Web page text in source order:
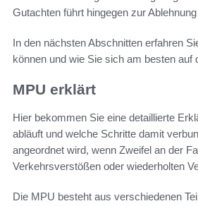
Gutachten führt hingegen zur
In den nächsten Abschnitten erfahren
können und wie Sie sich am besten
MPU erklärt
Hier bekommen Sie eine detaillierte
abläuft und welche Schritte damit
angeordnet wird, wenn Zweifel an der
Verkehrsverstößen oder wiederholten
Die MPU besteht aus verschiedenen